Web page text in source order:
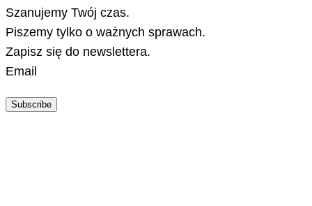
Szanujemy Twój czas.
Piszemy tylko o ważnych sprawach.
Zapisz się do newslettera.
Email
Subscribe